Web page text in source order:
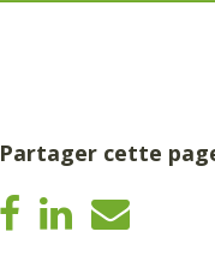
Partager cette